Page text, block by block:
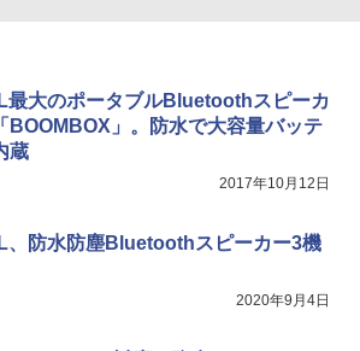
最大のポータブルBluetoothスピーカ
BOOMBOX」。防水で大容量バッテ
蔵
2017年10月12日
、防水防塵Bluetoothスピーカー3機
2020年9月4日